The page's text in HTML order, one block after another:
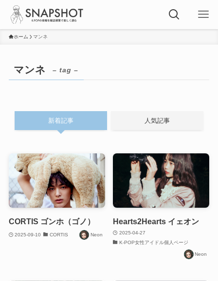
ホーム マンネ
マンネ – tag –
新着記事 人気記事
CORTIS ゴンホ（ゴノ）
2025-09-10 CORTIS Neon
Hearts2Hearts イェオン
2025-04-27
K-POP女性アイドル個人ページ
Neon